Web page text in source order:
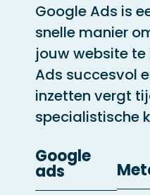
Google Ads is
snelle manier
jouw website
Ads succesvol
inzetten vergt
specialistische
Google
ads